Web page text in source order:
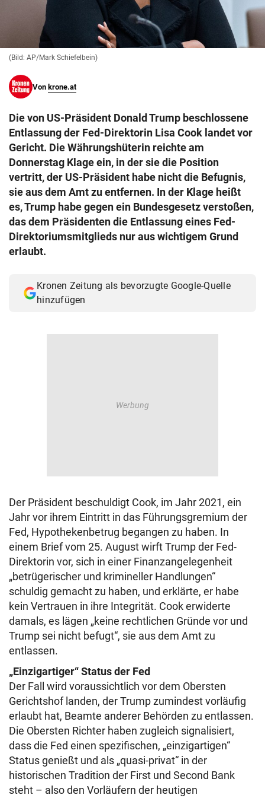
© Krone Multimedia GmbH & Co KG 2026
Muthgasse 2, 1190 Wien
(Bild: AP/Mark Schiefelbein)
Von krone.at
Die von US-Präsident Donald Trump beschlossene
Entlassung der Fed-Direktorin Lisa Cook landet vor
Gericht. Die Währungshüterin reichte am
Donnerstag Klage ein, in der sie die Position
vertritt, der US-Präsident habe nicht die Befugnis,
sie aus dem Amt zu entfernen. In der Klage heißt
es, Trump habe gegen ein Bundesgesetz verstoßen,
das dem Präsidenten die Entlassung eines Fed-
Direktoriumsmitglieds nur aus wichtigem Grund
erlaubt.
Kronen Zeitung als bevorzugte Google-Quelle
hinzufügen
Der Präsident beschuldigt Cook, im Jahr 2021, ein
Jahr vor ihrem Eintritt in das Führungsgremium der
Fed, Hypothekenbetrug begangen zu haben. In
einem Brief vom 25. August wirft Trump der Fed-
Direktorin vor, sich in einer Finanzangelegenheit
„betrügerischer und krimineller Handlungen“
schuldig gemacht zu haben, und erklärte, er habe
kein Vertrauen in ihre Integrität. Cook erwiderte
damals, es lägen „keine rechtlichen Gründe vor und
Trump sei nicht befugt“, sie aus dem Amt zu
entlassen.
„Einzigartiger“ Status der Fed
Der Fall wird voraussichtlich vor dem Obersten
Gerichtshof landen, der Trump zumindest vorläufig
erlaubt hat, Beamte anderer Behörden zu entlassen.
Die Obersten Richter haben zugleich signalisiert,
dass die Fed einen spezifischen, „einzigartigen“
Status genießt und als „quasi-privat“ in der
historischen Tradition der First und Second Bank
steht – also den Vorläufern der heutigen